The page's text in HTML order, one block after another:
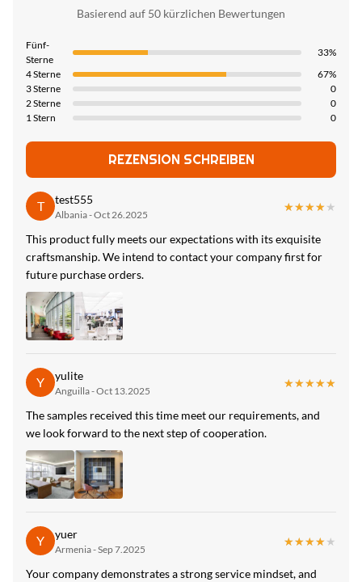
Width:
1,22 m
Usage:
Verwaltung, Handel, Unterhaltung, Haushalt, Indoor -
Function:
Feuchtigkeitsdicht, wasserdicht,
High Light:
Kohlenstoff Crystal Plate Mothproof,
Bambusholzkohlen-Kohlenstoff Crystal Plate
Mottensichere Bambusholzkohlen-Holzfaserplatte
Lieferkapazität:
6000 Meter pro Tag
Basierend auf 50 kürzlichen Bewertungen
Fünf-
Sterne
33%
4 Sterne
67%
3 Sterne
0
2 Sterne
0
1 Stern
0
REZENSION SCHREIBEN
T test555
Albania - Oct 26.2025
★★★★★
★★★★★
This product fully meets our expectations with its exquisite
craftsmanship. We intend to contact your company first for
future purchase orders.
Y yulite
Anguilla - Oct 13.2025
★★★★★
★★★★★
The samples received this time meet our requirements, and
we look forward to the next step of cooperation.
Y yuer
Armenia - Sep 7.2025
★★★★★
★★★★★
Your company demonstrates a strong service mindset, and